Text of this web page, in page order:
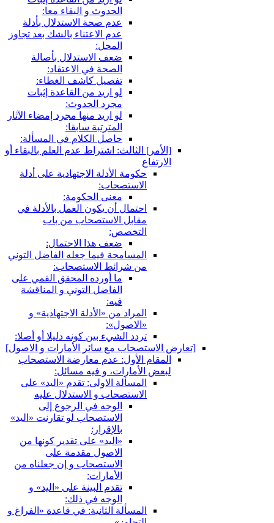
الحدوث و البقاء معا:
عدم صحة الاستدلال بأدلة
عدم الاعتناء بالشك بعد تجاوز
المحل:
ضعف الاستدلال بأصالة
الصحة في الاعتقاد:
تفصيل كاشف الغطاء:
لو اريد من القاعدة إثبات
مجرد الحدوث:
لو اريد منها مجرد إمضاء الآثار
المترتبة سابقا:
حاصل الكلام في المسألة:
[الأمر] الثالث: اشتراط عدم العلم بالبقاء أو
الارتفاع
حكومة الأدلة الاجتهادية على أدلة
الاستصحاب:
معنى الحكومة:
احتمال أن يكون العمل بالأدلة في
مقابل الاستصحاب من باب
التخصص:
ضعف هذا الاحتمال:
المسامحة فيما جعله الفاضل التوني
من شرائط الاستصحاب:
ما أورده المحقق القمي على
الفاضل التوني و المناقشة
فيه:
المراد من «الأدلة الاجتهادية» و
«الاصول»:
تردد الشي‏ء بين كونه دليلا أو أصلا:
[تعارض الاستصحاب مع سائر الأمارات و الاصول‏]
المقام الأول: عدم معارضة الاستصحاب
لبعض الأمارات، و فيه مسائل:
المسألة الاولى: تقدم «اليد» على
الاستصحاب و الاستدلال عليه
الوجه في الرجوع إلى
الاستصحاب لو تقارنت «اليد»
بالإقرار:
«اليد» على تقدير كونها من
الاصول مقدمة على
الاستصحاب و إن جعلناه من
الأمارات:
تقدم البينة على «اليد» و
الوجه في ذلك:
المسألة الثانية: في قاعدة «الفراغ و